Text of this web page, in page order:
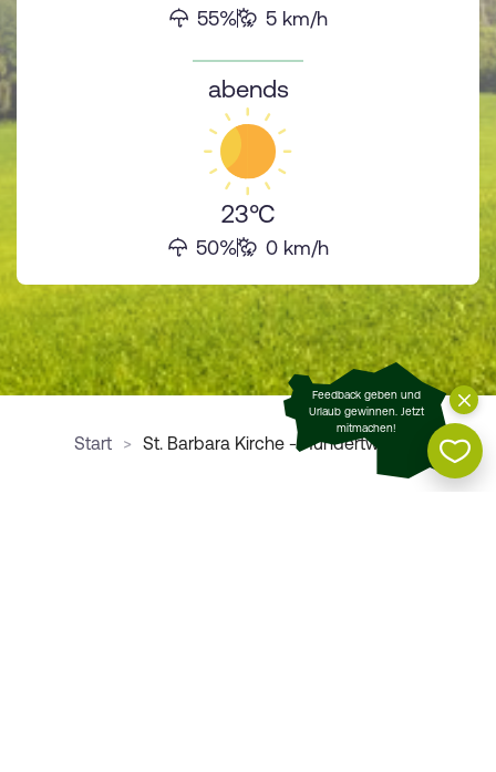
sr.Regenwahrscheinlichkeit
55%
sr.Windstärke
5 km/h
abends
23°C
sr.Regenwahrscheinlichkeit
50%
sr.Windstärke
0 km/h
Start St. Barbara Kirche - Hundertwasser
Feedback geben und
Urlaub gewinnen. Jetzt
mitmachen!